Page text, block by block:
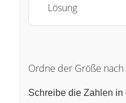
Lösung
Ordne der Größe nach
Schreibe die Zahlen